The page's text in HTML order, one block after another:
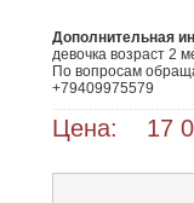
Дополнительная
девочка возраст 2
По вопросам
+79409975579
Цена: 17